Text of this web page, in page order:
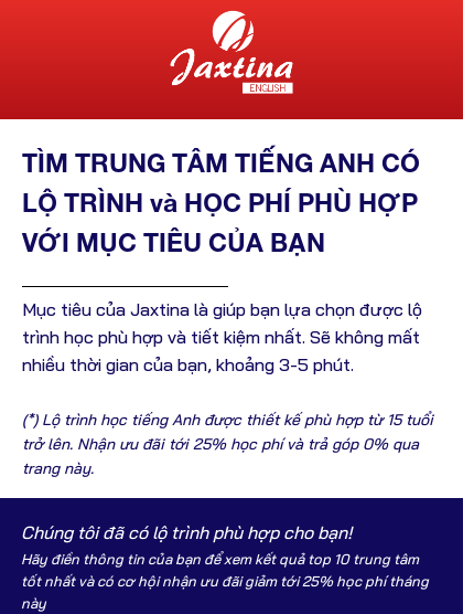
Mục tiêu của Jaxtina là giúp bạn lựa chọn được lộ
trình học phù hợp và tiết kiệm nhất. Sẽ không mất
nhiều thời gian của bạn, khoảng 3-5 phút.
TÌM TRUNG TÂM TIẾNG ANH CÓ
LỘ TRÌNH và HỌC PHÍ PHÙ HỢP
VỚI MỤC TIÊU CỦA BẠN
(*) Lộ trình học tiếng Anh được thiết kế phù hợp từ 15 tuổi
trở lên. Nhận ưu đãi tới 25% học phí và trả góp 0% qua
trang này.
Chúng tôi đã có lộ trình phù hợp cho bạn!
Hãy điền thông tin của bạn để xem kết quả top 10 trung tâm
tốt nhất và có cơ hội nhận ưu đãigiảm tới 25% học phítháng
này